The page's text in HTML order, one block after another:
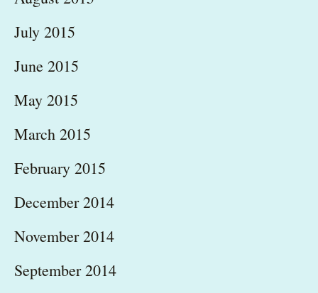
July 2015
June 2015
May 2015
March 2015
February 2015
December 2014
November 2014
September 2014